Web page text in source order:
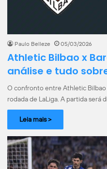
Paulo Belleze 05/03/2026
Athletic Bilbao x
análise e tudo
O confronto entre Athletic Bilbao
rodada de LaLiga. A partida será
Leia mais >